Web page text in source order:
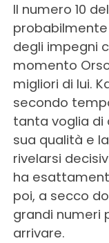
Il numero 10
degli impegni
momento
migliori di lui.
secondo
tanta voglia di
sua qualità e
rivelarsi
ha
poi, a secco
grandi numeri
arrivare.